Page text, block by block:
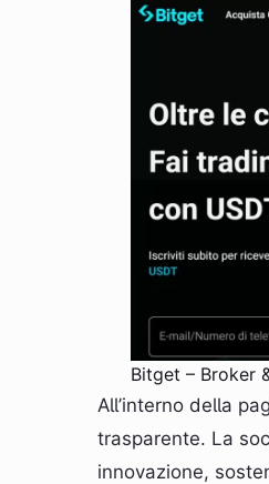
Bitget – Broker
All’interno della
trasparente. La
innovazione,